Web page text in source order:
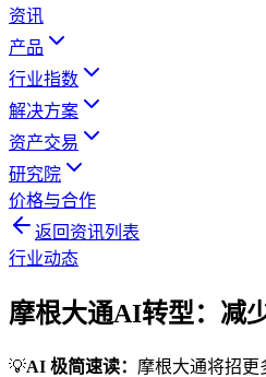
资讯
产品
行业指数
解决方案
资产交易
研究院
价格与合作
返回资讯列表
行业动态
摩根大通AI转型：减
💡AI 极简速读： 摩根大通将招更